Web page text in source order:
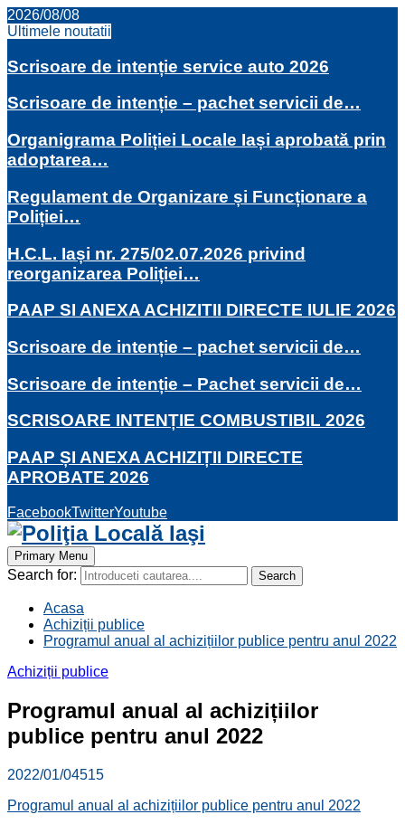
2026/08/08
Ultimele noutatii
Scrisoare de intenție service auto 2026
Scrisoare de intenție – pachet servicii de…
Organigrama Poliției Locale Iași aprobată prin
adoptarea…
Regulament de Organizare și Funcționare a
Poliției…
H.C.L. Iași nr. 275/02.07.2026 privind
reorganizarea Poliției…
PAAP SI ANEXA ACHIZITII DIRECTE IULIE 2026
Scrisoare de intenție – pachet servicii de…
Scrisoare de intenție – Pachet servicii de…
SCRISOARE INTENȚIE COMBUSTIBIL 2026
PAAP ȘI ANEXA ACHIZIȚII DIRECTE
APROBATE 2026
FacebookTwitterYoutube
Primary Menu
Search for: Search
Acasa
Achiziții publice
Programul anual al achizițiilor publice pentru anul 2022
Achiziții publice
Programul anual al achizițiilor
publice pentru anul 2022
2022/01/04515
Programul anual al achizițiilor publice pentru anul 2022